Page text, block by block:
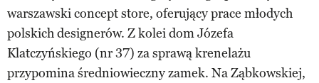
warszawski concept store, oferujący prace młodych
polskich designerów. Z kolei dom Józefa
Klatczyńskiego (nr 37) za sprawą krenelażu
przypomina średniowieczny zamek. Na Ząbkowskiej,